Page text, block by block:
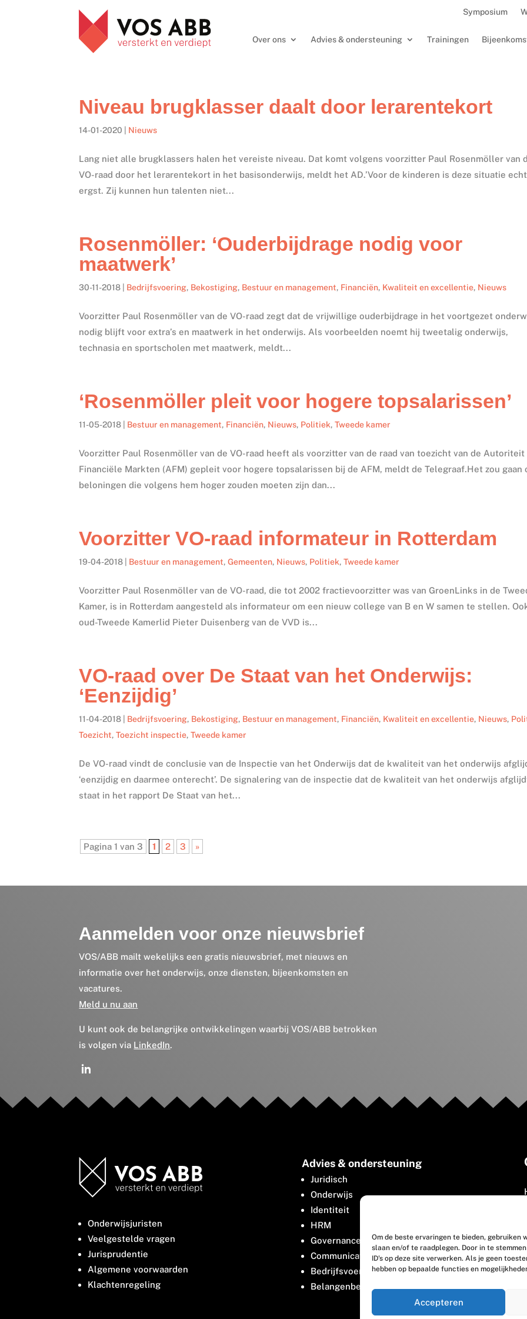
Om de beste ervaringen te bieden,
slaan en/of te raadplegen. Door in te
ID's op deze site verwerken. Als je geen
hebben op bepaalde functies en
Accepteren
Symposium
Over ons Advies & ondersteuning Trainingen
Niveau brugklasser daalt door lerarentekort
14-01-2020 Nieuws
Lang niet alle brugklassers halen het vereiste niveau. Dat komt volgens voorzitter Paul Rosenmöller van
VO-raad door het lerarentekort in het basisonderwijs, meldt het AD.’Voor de kinderen is deze situatie
ergst. Zij kunnen hun talenten niet...
Rosenmöller: ‘Ouderbijdrage nodig voor
maatwerk’
30-11-2018 Bedrijfsvoering, Bekostiging, Bestuur en management, Financiën, Kwaliteit en excellentie, Nieuws
Voorzitter Paul Rosenmöller van de VO-raad zegt dat de vrijwillige ouderbijdrage in het voortgezet
nodig blijft voor extra’s en maatwerk in het onderwijs. Als voorbeelden noemt hij tweetalig onderwijs,
technasia en sportscholen met maatwerk, meldt...
‘Rosenmöller pleit voor hogere topsalarissen’
11-05-2018 Bestuur en management, Financiën, Nieuws, Politiek,Tweede kamer
Voorzitter Paul Rosenmöller van de VO-raad heeft als voorzitter van de raad van toezicht van de Autoriteit
Financiële Markten (AFM) gepleit voor hogere topsalarissen bij de AFM, meldt de Telegraaf.Het zou gaan
beloningen die volgens hem hoger zouden moeten zijn dan...
Voorzitter VO-raad informateur in Rotterdam
19-04-2018 Bestuur en management,Gemeenten, Nieuws, Politiek,Tweede kamer
Voorzitter Paul Rosenmöller van de VO-raad, die tot 2002 fractievoorzitter was van GroenLinks in de
Kamer, is in Rotterdam aangesteld als informateur om een nieuw college van B en W samen te stellen.
oud-Tweede Kamerlid Pieter Duisenberg van de VVD is...
VO-raad over De Staat van het Onderwijs:
‘Eenzijdig’
11-04-2018 Bedrijfsvoering, Bekostiging, Bestuur en management, Financiën, Kwaliteit en excellentie, Nieuws,
Toezicht,Toezicht inspectie,Tweede kamer
De VO-raad vindt de conclusie van de Inspectie van het Onderwijs dat de kwaliteit van het onderwijs
‘eenzijdig en daarmee onterecht’. De signalering van de inspectie dat de kwaliteit van het onderwijs
staat in het rapport De Staat van het...
Pagina 1 van 3 1 2 3 »
Aanmelden voor onze nieuwsbrief
VOS/ABB mailt wekelijks een gratis nieuwsbrief, met nieuws en
informatie over het onderwijs, onze diensten, bijeenkomsten en
vacatures.
Meld u nu aan
U kunt ook de belangrijke ontwikkelingen waarbij VOS/ABB betrokken
is volgen via LinkedIn.
Onderwijsjuristen
Veelgestelde vragen
Jurisprudentie
Algemene voorwaarden
Klachtenregeling
Advies & ondersteuning
Juridisch
Onderwijs
Identiteit
HRM
Governance
Communicatie
Bedrijfsvoering
Belangenbehartiging